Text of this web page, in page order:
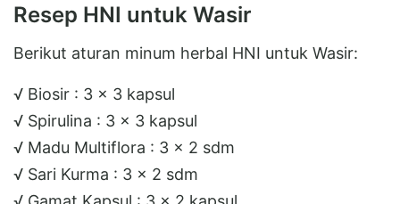
Resep HNI untuk Wasir
Berikut aturan minum herbal HNI untuk Wasir:
√ Biosir : 3 x 3 kapsul
√ Spirulina : 3 x 3 kapsul
√ Madu Multiflora : 3 x 2 sdm
√ Sari Kurma : 3 x 2 sdm